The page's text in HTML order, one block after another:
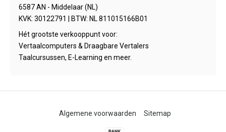
6587 AN - Middelaar (NL)
KVK: 30122791 | BTW: NL 811015166B01
Hét grootste verkooppunt voor:
Vertaalcomputers & Draagbare Vertalers
Taalcursussen, E-Learning en meer.
Algemene voorwaarden Sitemap